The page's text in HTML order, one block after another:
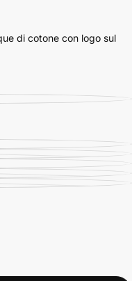
di cotone con logo sul